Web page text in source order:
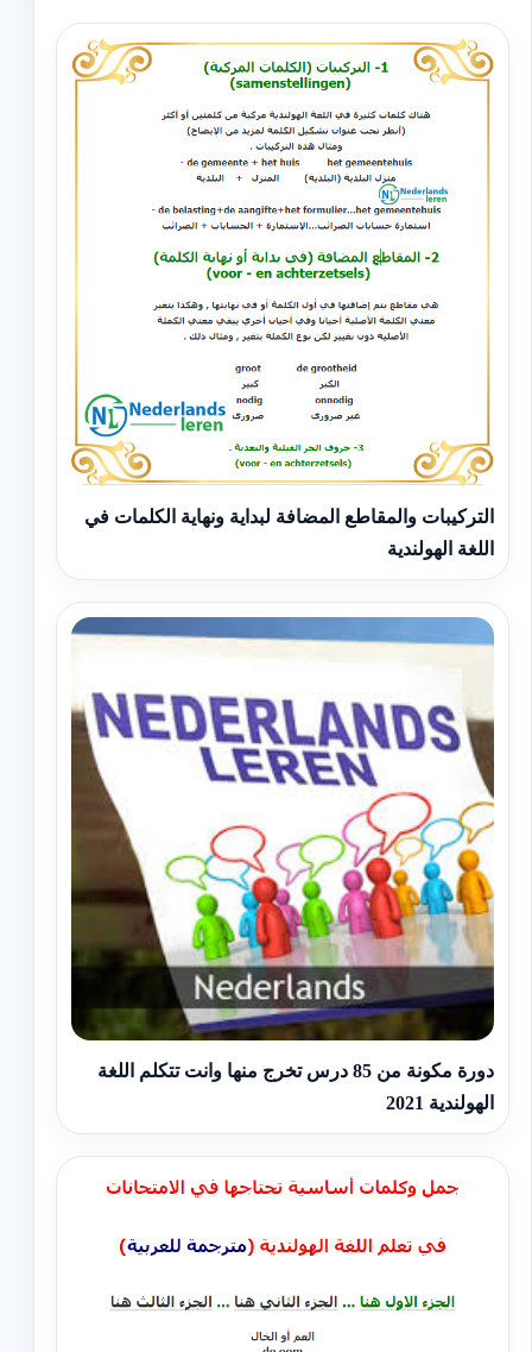
التركيبات والمقاطع المضافة لبداية ونهاية الكلمات في
اللغة الهولندية
دورة مكونة من 85 درس تخرج منها وانت تتكلم اللغة
الهولندية 2021